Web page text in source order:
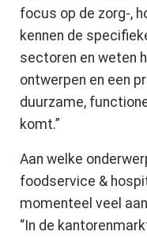
focus op de zorg-,
kennen de
sectoren en weten
ontwerpen en een
duurzame,
komt.”
Aan welke
foodservice &
momenteel veel
“In de